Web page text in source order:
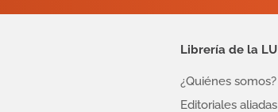
Librería de la LU
¿Quiénes somos?
Editoriales aliadas